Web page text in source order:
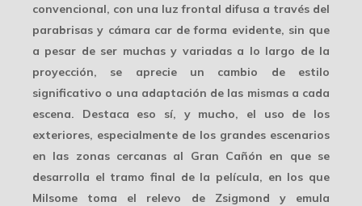
convencional, con una luz frontal difusa a través del
parabrisas y cámara car de forma evidente, sin que
a pesar de ser muchas y variadas a lo largo de la
proyección, se aprecie un cambio de estilo
significativo o una adaptación de las mismas a cada
escena. Destaca eso sí, y mucho, el uso de los
exteriores, especialmente de los grandes escenarios
en las zonas cercanas al Gran Cañón en que se
desarrolla el tramo final de la película, en los que
Milsome toma el relevo de Zsigmond y emula